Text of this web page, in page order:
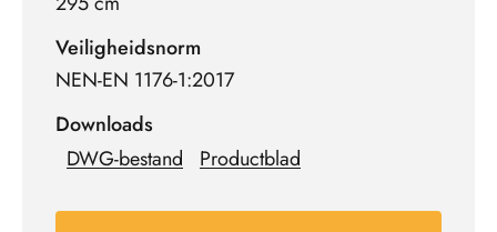
Veiligheidsnorm
NEN-EN 1176-1:2017
Downloads
DWG-bestand
Productblad